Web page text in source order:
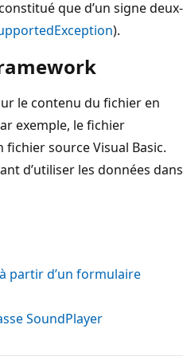
que d’un signe deux-
).
le contenu du fichier en
exemple, le fichier
source Visual Basic.
d’utiliser les données dans
partir d’un formulaire
SoundPlayer